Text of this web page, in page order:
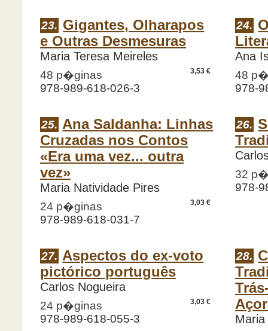
23. Gigantes, Olharapos
e Outras Desmesuras
Maria Teresa Meireles
3,53 €
48 p�ginas
978-989-618-026-3
24.
Ana
48
978-
25. Ana Saldanha: Linhas
Cruzadas nos Contos
«Era uma vez... outra
vez»
Maria Natividade Pires
3,03 €
24 p�ginas
978-989-618-031-7
26.
32
978-
27. Aspectos do ex-voto
pictórico português
Carlos Nogueira
3,03 €
24 p�ginas
978-989-618-055-3
28.
Maria